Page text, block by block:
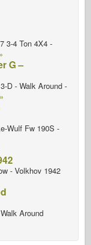
3-4 Ton 4X4 -
G –
D - Walk Around -
Wulf Fw 190S -
- Volkhov 1942
Around